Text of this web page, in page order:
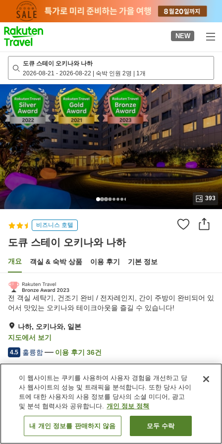
page
NEW
도큐 스테이 오키나와 나하
2026-08-21 - 2026-08-22 | 숙박 인원 2명 | 1개
393
비즈니스 호텔
도큐 스테이 오키나와 나하
개요 객실 & 숙박 상품 이용 후기 기본 정보
전 객실 세탁기, 건조기 완비 / 전자레인지, 간이 주방이 완비되어 있
어서 맛있는 오키나와 테이크아웃을 즐길 수 있습니다!
나하, 오키나와, 일본
지도에서 보기
4.5 훌륭함 이용 후기 36건
숙소 편의 시설/서비스
주차장 드라이클리닝
일본 오키나와 나하 도큐 스테이 오키나와 나하
객실 보기
이 웹사이트는 쿠키를 사용하여 사용자 경험을 개선하고 당
사 웹사이트의 성능 및 트래픽을 분석합니다. 또한 당사 사이
트에 대한 사용자의 사용 정보를 당사의 소셜 미디어, 광고
및 분석 협력사와 공유합니다. 개인 정보 정책
내 개인 정보를 판매하지 않음 모두 수락